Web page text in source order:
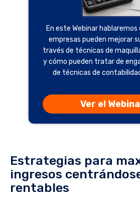
En este Webinar hablaremos
empresas pueden mejorar
través de técnicas de
y cómo pueden tratar de
de técnicas de
Ver el
Estrategias para
ingresos
rentables